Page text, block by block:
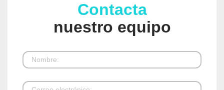
Contacta
nuestro equipo